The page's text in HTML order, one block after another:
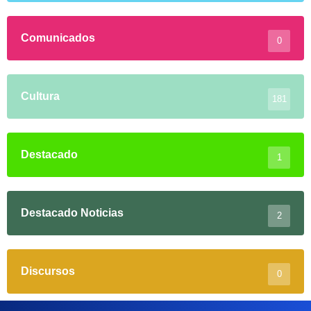
Comunicados 0
Cultura 181
Destacado 1
Destacado Noticias 2
Discursos 0